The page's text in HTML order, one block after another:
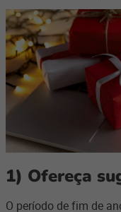
1) Ofereça
O período de fim de